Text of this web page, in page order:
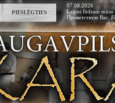
PIESLĒGTIES
07.08.2026
Laipni lūdzam mūsu
Приветствую Вас ,